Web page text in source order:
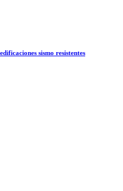
sismo resistentes